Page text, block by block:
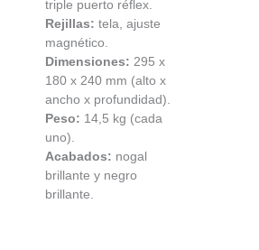
triple puerto réflex.
Rejillas: tela, ajuste
magnético.
Dimensiones: 295 x
180 x 240 mm (alto x
ancho x profundidad).
Peso: 14,5 kg (cada
uno).
Acabados: nogal
brillante y negro
brillante.